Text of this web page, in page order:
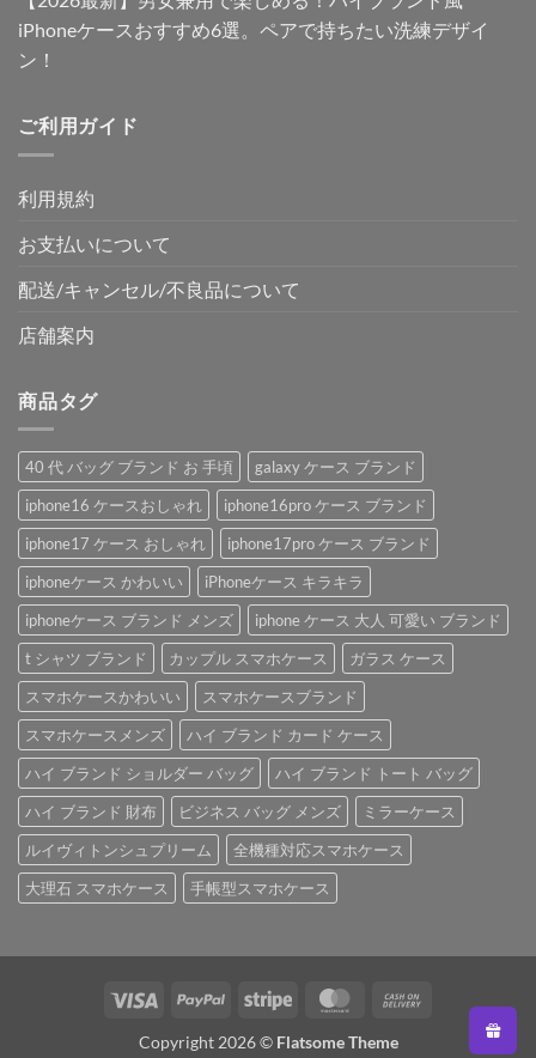
iPhoneケースおすすめ6選。ペアで持ちたい洗練デザイ
ン！
ご利用ガイド
利用規約
お支払いについて
配送/キャンセル/不良品について
店舗案内
商品タグ
40 代 バッグ ブランド お 手頃
galaxy ケース ブランド
iphone16 ケースおしゃれ
iphone16pro ケース ブランド
iphone17 ケース おしゃれ
iphone17pro ケース ブランド
iphoneケース かわいい
iPhoneケース キラキラ
iphoneケース ブランド メンズ
iphone ケース 大人 可愛い ブランド
t シャツ ブランド
カップル スマホケース
ガラス ケース
スマホケースかわいい
スマホケースブランド
スマホケースメンズ
ハイ ブランド カード ケース
ハイ ブランド ショルダー バッグ
ハイ ブランド トート バッグ
ハイ ブランド 財布
ビジネス バッグ メンズ
ミラーケース
ルイヴィトンシュプリーム
全機種対応スマホケース
大理石 スマホケース
手帳型スマホケース
Visa PayPal Stripe MasterCard
Delivery
Copyright 2026 © Flatsome Theme